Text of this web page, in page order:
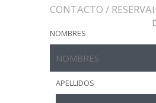
CONTACTO / RESERVA
NOMBRES
APELLIDOS